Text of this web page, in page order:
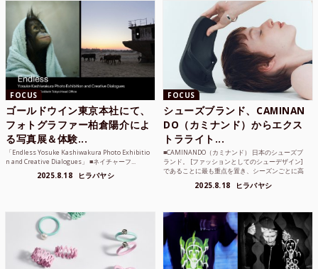
FOCUS
ゴールドウイン東京本社にて、
フォトグラファー柏倉陽介によ
る写真展＆体験...
「Endless Yosuke Kashiwakura Photo Exhibitio
n and Creative Dialogues」 ■ネイチャーフ...
2025.8.18 ヒラバヤシ
FOCUS
シューズブランド、CAMINAN
DO（カミナンド）からエクス
トラライト...
■CAMINANDO（カミナンド） 日本のシューズブ
ランド。 [ファッションとしてのシューデザイン]
であることに最も重点を置き、シーズンごとに高
2025.8.18 ヒラバヤシ